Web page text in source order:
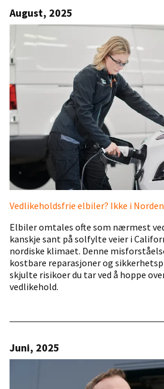
August, 2025
Vedlikeholdsfrie elbiler? Ikke i Norden
Elbiler omtales ofte som nærmest
kanskje sant på solfylte veier i
nordiske klimaet. Denne
kostbare reparasjoner og
skjulte risikoer du tar ved å hoppe
vedlikehold.
Juni, 2025